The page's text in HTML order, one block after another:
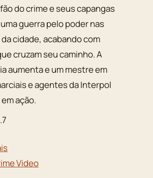
do crime e seus capangas
guerra pelo poder nas
cidade, acabando com
cruzam seu caminho. A
aumenta e um mestre em
e agentes da Interpol
ação.
Video